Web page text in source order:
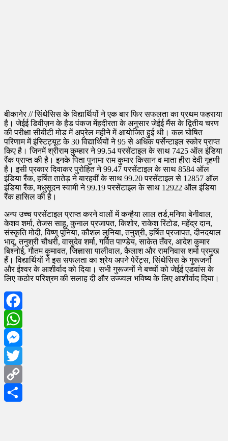
बीकानेर // सिंथेसिस के विद्यार्थियों ने एक बार फिर सफलता का प्रथम फहराया
है। जेईई डिवीज़न के हैड पंकज मेंहदीरता के अनुसार जेईई मैंस के द्वितीय चरण
की परीक्षा सीबीटी मोड में अप्रेल महीने में आयोजित हुई थी। कल घोषित
परिणाम में इंस्टिट्यूट के 30 विद्यार्थियों ने 95 से अधिक पर्सेन्टाइल स्कोर प्राप्त
किए है। जिनमें श्रीराम कुम्हार ने 99.54 परसेंटाइल के साथ 7425 ऑल इंडिया
रैंक प्राप्त की है। इनके पिता पुनामा राम कुमार किसान व माता हीरा देवी गृहणी
है। इसी प्रकार दिवाकर पुरोहित ने 99.47 परसेंटाइल के साथ 8584 ऑल
इंडिया रैंक, हर्षित तातेड़ ने बारहवीं के साथ 99.20 परसेंटाइल से 12857 ऑल
इंडिया रैंक, मधुसूदन स्वामी ने 99.19 परसेंटाइल के साथ 12922 ऑल इंडिया
रैंक हासिल की है।
अन्य उच्च परसेंटाइल प्राप्त करने वालों में कन्हैया लाल तर्ड,मनिषा बेनीवाल,
केशव शर्मा, तेजस साहू, कुनाल प्रजापत, किशोर, राकेश रिंटोड, महेंद्र दान,
संस्कृति मोदी, विष्णु पूनिया, कौशल लुनिया, तनुश्री, हर्षित प्रजापत, दीनदयाल
भादू, तनुश्री चौधरी, वासुदेव शर्मा, गर्वित पाण्डेय, साकेत तँवर, आदेश कुमार
बिश्नोई, गौतम कुमावत, जिज्ञासा पालीवाल, कैलाश और रामनिवास शर्मा प्रमुख
हैं। विद्यार्थियों ने इस सफलता का श्रेय अपने पेरेंट्स, सिंथेसिस के गुरूजनों
और ईश्वर के आशीर्वाद को दिया। सभी गुरूजनों ने बच्चों को जेईई एडवांस के
लिए कठोर परिश्रम की सलाह दी और उज्ज्वल भविष्य के लिए आशीर्वाद दिया।
Facebook
WhatsApp
Messenger
Twitter
Copy